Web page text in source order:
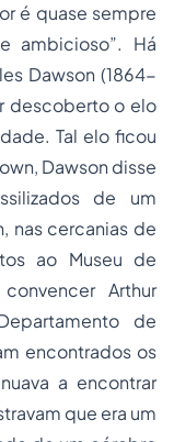
é quase sempre
ambicioso”. Há
Dawson (1864-
descoberto o elo
Tal elo ficou
Dawson disse
de um
nas cercanias de
ao Museu de
Arthur
de
encontrados os
a encontrar
que era um